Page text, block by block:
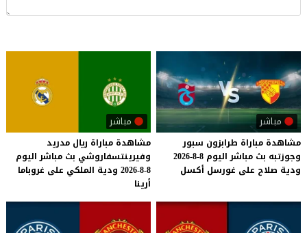
مباشر
مشاهدة مباراة طرابزون سبور
وجوزتبه بث مباشر اليوم 8-8-2026
ودية صلاح على غورسل أكسل
مباشر
مشاهدة مباراة ريال مدريد
وفيرينتسفاروشي بث مباشر اليوم
8-8-2026 ودية الملكي على غروباما
أرينا